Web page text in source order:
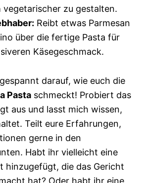
vegetarischer zu gestalten.
Reibt etwas Parmesan
über die fertige Pasta für
Käsegeschmack.
darauf, wie euch die
Pasta schmeckt! Probiert das
aus und lasst mich wissen,
Teilt eure Erfahrungen,
gerne in den
Habt ihr vielleicht eine
hinzugefügt, die das Gericht
hat? Oder habt ihr eine